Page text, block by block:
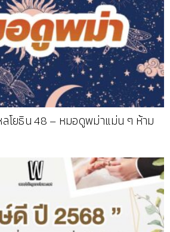
โยธิน 48 – หมอดูพม่าแม่น ๆ ห้าม